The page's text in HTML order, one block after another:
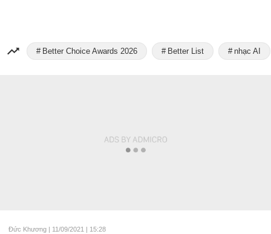
Better Choice Awards 2026 Better List nhạc AI
Đức Khương | 11/09/2021 | 15:28